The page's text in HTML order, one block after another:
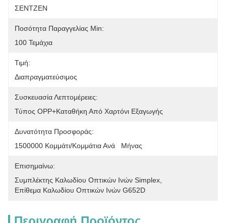
ΣΕΝΤΖΕΝ
Ποσότητα Παραγγελίας Min:
100 Τεμάχια
Τιμή:
Διαπραγματεύσιμος
Συσκευασία Λεπτομέρειες:
Τύπος OPP+Καταθήκη Από Χαρτόνι Εξαγωγής
Δυνατότητα Προσφοράς:
1500000 Κομμάτι/κομμάτια Ανά   Μήνας
Επισημαίνω:
Συμπλέκτης Καλωδίου Οπτικών Ινών Simplex
Επίθεμα Καλωδίου Οπτικών Ινών G652D